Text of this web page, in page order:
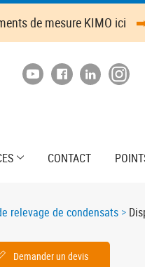
de mesure KIMO ici
CONTACT
relevage de condensats
Demander un devis